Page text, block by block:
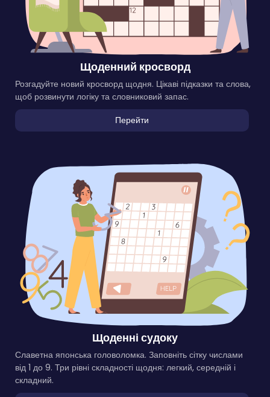
Щоденний кросворд
Розгадуйте новий кросворд щодня. Цікаві підказки та слова,
щоб розвинути логіку та словниковий запас.
Перейти
Щоденні судоку
Славетна японська головоломка. Заповніть сітку числами
від 1 до 9. Три рівні складності щодня: легкий, середній і
складний.